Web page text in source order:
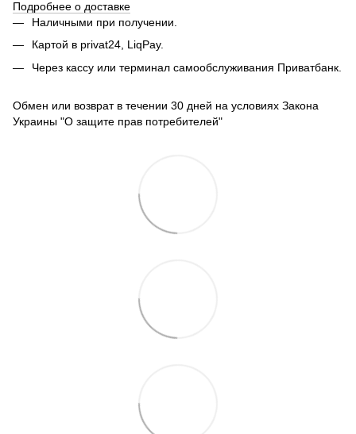
Подробнее о доставке
Наличными при получении.
Картой в privat24, LiqPay.
Через кассу или терминал самообслуживания Приватбанк.
Обмен или возврат в течении 30 дней на условиях Закона
Украины "О защите прав потребителей"